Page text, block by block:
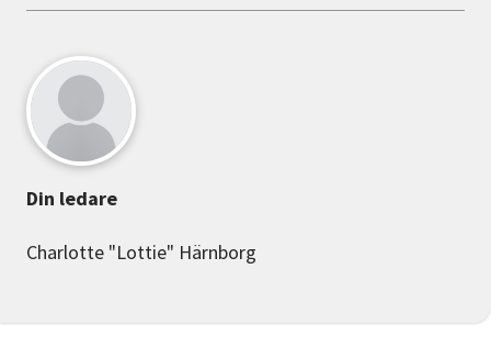
Din ledare
Charlotte "Lottie" Härnborg